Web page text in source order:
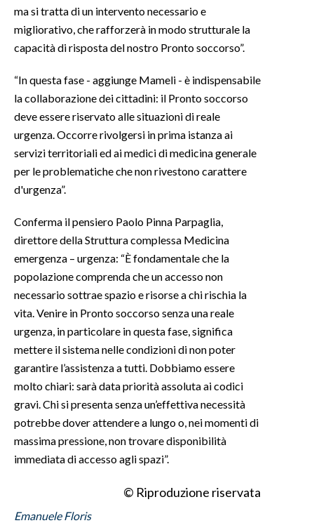
STORE
ma si tratta di un intervento necessario e
migliorativo, che rafforzerà in modo strutturale la
capacità di risposta del nostro Pronto soccorso”.
“In questa fase - aggiunge Mameli - è indispensabile
la collaborazione dei cittadini: il Pronto soccorso
deve essere riservato alle situazioni di reale
urgenza. Occorre rivolgersi in prima istanza ai
servizi territoriali ed ai medici di medicina generale
per le problematiche che non rivestono carattere
d'urgenza”.
Conferma il pensiero Paolo Pinna Parpaglia,
direttore della Struttura complessa Medicina
emergenza – urgenza: “È fondamentale che la
popolazione comprenda che un accesso non
necessario sottrae spazio e risorse a chi rischia la
vita. Venire in Pronto soccorso senza una reale
urgenza, in particolare in questa fase, significa
mettere il sistema nelle condizioni di non poter
garantire l’assistenza a tutti. Dobbiamo essere
molto chiari: sarà data priorità assoluta ai codici
gravi. Chi si presenta senza un’effettiva necessità
potrebbe dover attendere a lungo o, nei momenti di
massima pressione, non trovare disponibilità
immediata di accesso agli spazi”.
© Riproduzione riservata
Emanuele Floris